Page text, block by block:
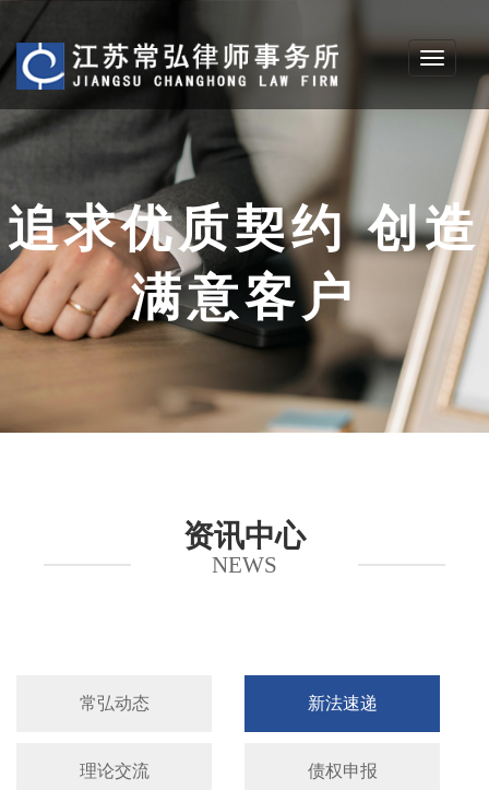
Toggle
追求优质契约 创造
满意客户
资讯中心
NEWS
常弘动态 新法速递
理论交流 债权申报